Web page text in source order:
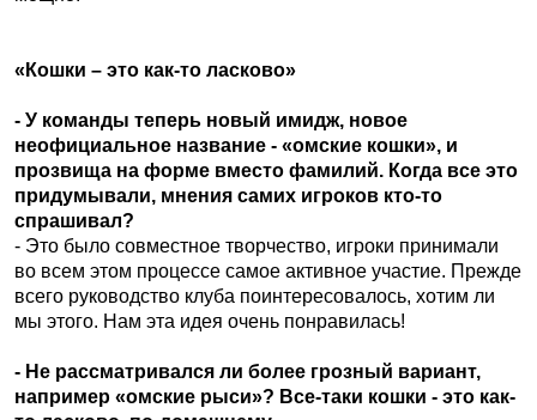
«Кошки – это как-то ласково»
- У команды теперь новый имидж, новое
неофициальное название - «омские кошки», и
прозвища на форме вместо фамилий. Когда все это
придумывали, мнения самих игроков кто-то
спрашивал?
- Это было совместное творчество, игроки принимали
во всем этом процессе самое активное участие. Прежде
всего руководство клуба поинтересовалось, хотим ли
мы этого. Нам эта идея очень понравилась!
- Не рассматривался ли более грозный вариант,
например «омские рыси»? Все-таки кошки - это как-